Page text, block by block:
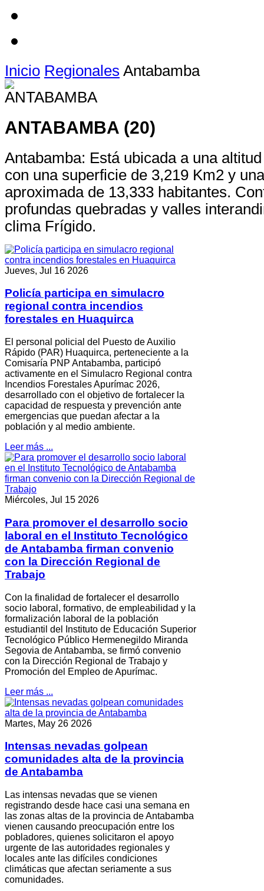
Inicio Regionales Antabamba
ANTABAMBA (20)
Antabamba: Está ubicada a una
con una superficie de 3,219 Km2 y
aproximada de 13,333 habitantes.
profundas quebradas y valles
clima Frígido.
Jueves, Jul 16 2026
Policía participa en simulacro
regional contra incendios
forestales en Huaquirca
El personal policial del Puesto de Auxilio
Rápido (PAR) Huaquirca, perteneciente a la
Comisaría PNP Antabamba, participó
activamente en el Simulacro Regional contra
Incendios Forestales Apurímac 2026,
desarrollado con el objetivo de fortalecer la
capacidad de respuesta y prevención ante
emergencias que puedan afectar a la
población y al medio ambiente.
Leer más ...
Miércoles, Jul 15 2026
Para promover el desarrollo socio
laboral en el Instituto Tecnológico
de Antabamba firman convenio
con la Dirección Regional de
Trabajo
Con la finalidad de fortalecer el desarrollo
socio laboral, formativo, de empleabilidad y la
formalización laboral de la población
estudiantil del Instituto de Educación Superior
Tecnológico Público Hermenegildo Miranda
Segovia de Antabamba, se firmó convenio
con la Dirección Regional de Trabajo y
Promoción del Empleo de Apurímac.
Leer más ...
Martes, May 26 2026
Intensas nevadas golpean
comunidades alta de la provincia
de Antabamba
Las intensas nevadas que se vienen
registrando desde hace casi una semana en
las zonas altas de la provincia de Antabamba
vienen causando preocupación entre los
pobladores, quienes solicitaron el apoyo
urgente de las autoridades regionales y
locales ante las difíciles condiciones
climáticas que afectan seriamente a sus
comunidades.